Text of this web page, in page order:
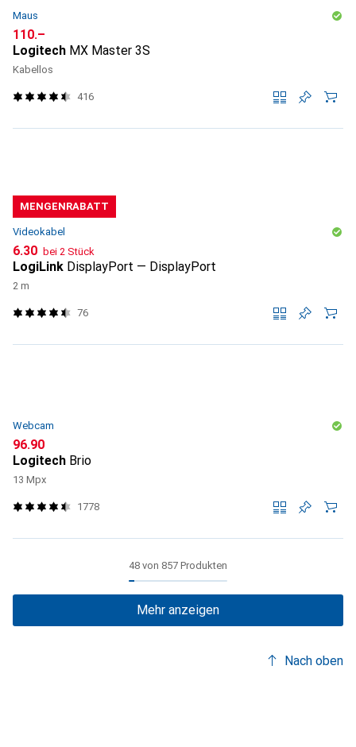
Maus
CHF
110.–
Logitech MX Master 3S
Kabellos
416
MENGENRABATT
Videokabel
CHF
6.30 bei 2 Stück
LogiLink DisplayPort — DisplayPort
2 m
76
Webcam
CHF
96.90
Logitech Brio
13 Mpx
1778
48 von 857 Produkten
Mehr anzeigen
Nach oben